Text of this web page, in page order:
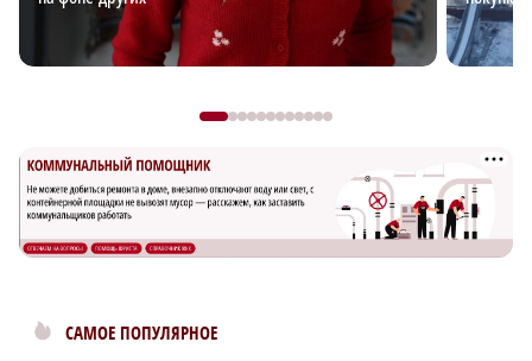
САМОЕ ПОПУЛЯРНОЕ